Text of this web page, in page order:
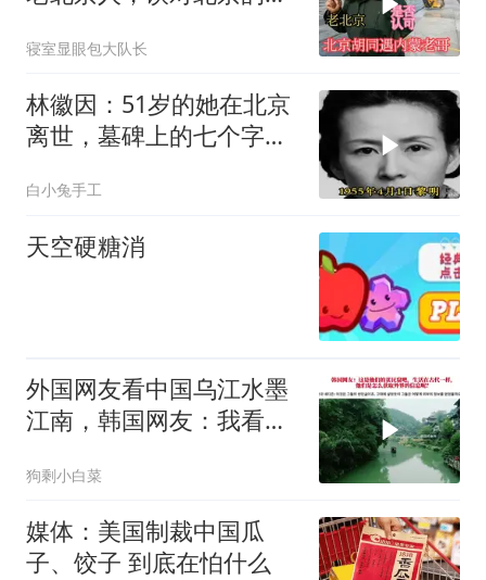
寝室显眼包大队长
林徽因：51岁的她在北京
离世，墓碑上的七个字是
白小兔手工
天空硬糖消
外国网友看中国乌江水墨
江南，韩国网友：我看见
狗剩小白菜
媒体：美国制裁中国瓜
子、饺子 到底在怕什么